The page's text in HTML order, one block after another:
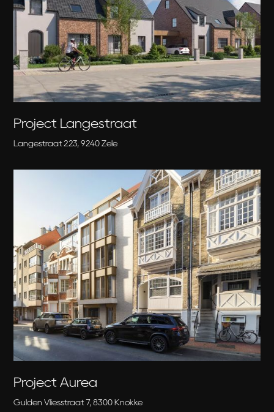
Project Langestraat
Langestraat 223, 9240 Zele
Project Auréa
Gulden Vliesstraat 7, 8300 Knokke